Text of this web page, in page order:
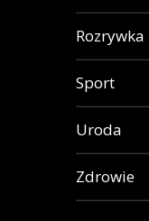
Rozrywka
Sport
Uroda
Zdrowie